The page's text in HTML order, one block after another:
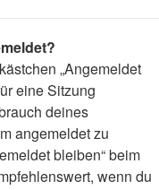
„Angemeldet
eine Sitzung
deines
angemeldet zu
bleiben“ beim
wenn du